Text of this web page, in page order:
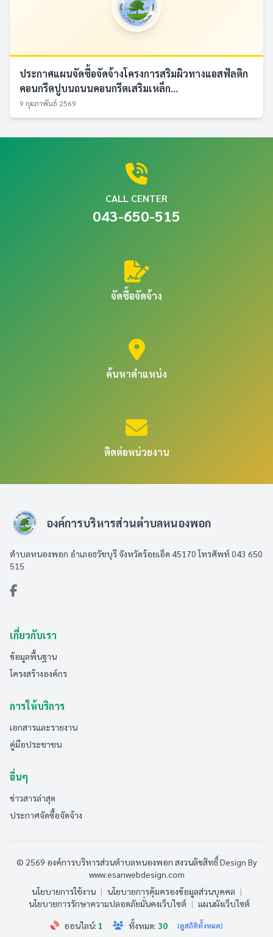
ประกาศแผนจัดซื้อจัดจ้างโครงการสริมผิวทางแอสฟัลติก
คอนกรีตปูบนถนนคอนกรีตเสริมเหล็ก...
9 กุมภาพันธ์ 2569
CALL CENTER
043-650-515
จัดซื้อจัดจ้าง
ค้นหาตำแหน่ง
ติดต่อหน่วยงาน
องค์การบริหารส่วนตำบลหนองพอก
ตำบลหนองพอก อำเภอธวัชบุรี จังหวัดร้อยเอ็ด 45170 โทรศัพท์ 043 650
515
เกี่ยวกับเรา
ข้อมูลพื้นฐาน
โครงสร้างองค์กร
การให้บริการ
เอกสารและรายงาน
คู่มือประชาชน
อื่นๆ
ข่าวสารล่าสุด
ประกาศจัดซื้อจัดจ้าง
© 2569 องค์การบริหารส่วนตำบลหนองพอก สงวนลิขสิทธิ์Design By
www.esanwebdesign.com
นโยบายการใช้งาน | นโยบายการคุ้มครองข้อมูลส่วนบุคคล |
นโยบายการรักษาความปลอดภัยมั่นคงเว็บไซต์ | แผนผังเว็บไซต์
ออนไลน์: 1 ทั้งหมด: 30 (ดูสถิติทั้งหมด)